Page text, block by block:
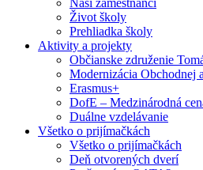
Naši zamestnanci
Život školy
Prehliadka školy
Aktivity a projekty
Občianske združenie
Modernizácia Obchodnej
Erasmus+
DofE – Medzinárodná
Duálne vzdelávanie
Všetko o prijímačkách
Všetko o prijímačkách
Deň otvorených dverí